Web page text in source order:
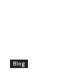
Blog